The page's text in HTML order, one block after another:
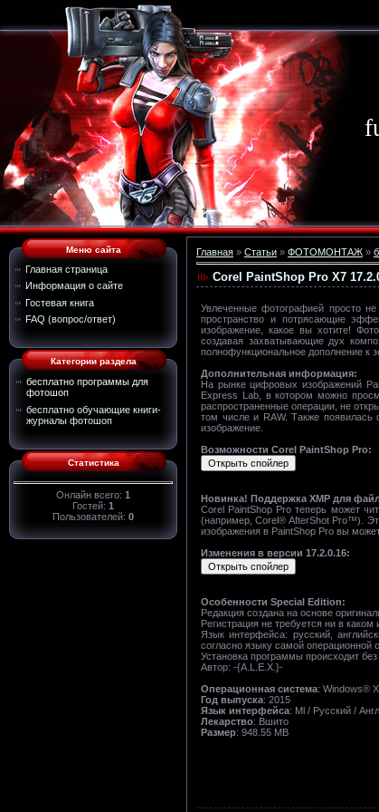
Меню сайта
Главная страница
Информация о сайте
Гостевая книга
FAQ (вопрос/ответ)
Категории раздела
бесплатно программы для
фотошоп
бесплатно обучающие книги-
журналы фотошоп
Статистика
Онлайн всего: 1
Гостей: 1
Пользователей: 0
Главная » Статьи » ФОТОМОНТАЖ »
Corel PaintShop Pro X7
Увлеченные фотографией просто
пространство и потрясающие
изображение, какое вы хотите!
создавая захватывающие дух
полнофункциональное дополнение к
Дополнительная информация:
На рынке цифровых изображений
Express Lab, в котором можно
распространенные операции, не
том числе и RAW. Также появилась
изображение.
Возможности Corel PaintShop Pro:
Новинка! Поддержка XMP для
Corel PaintShop Pro теперь может
(например, Corel® AfterShot Pro™).
изображения в PaintShop Pro вы
Изменения в версии 17.2.0.16:
Особенности Special Edition:
Редакция создана на основе
Регистрация не требуется ни в
Язык интерфейса: русский,
согласно языку самой
Установка программы происходит без
Автор: -{A.L.E.X.}-
Операционная система: Windows®
Год выпуска: 2015
Язык интерфейса: Ml / Русский /
Лекарство: Вшито
Размер: 948.55 MB